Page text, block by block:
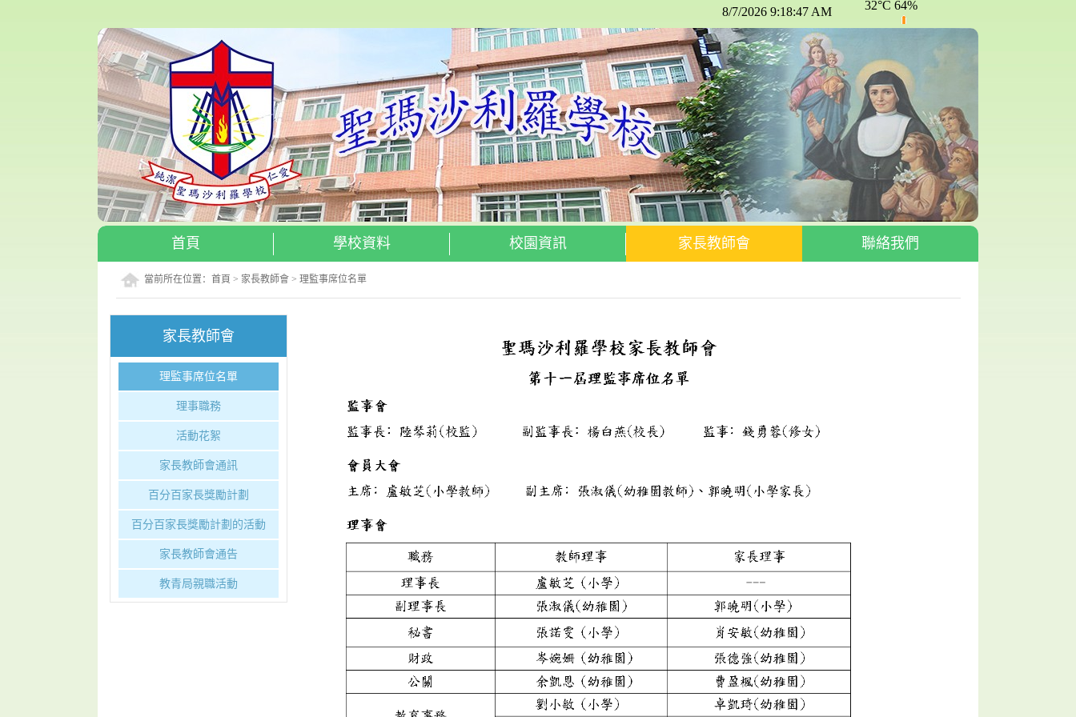
首頁 學校資料 校園資訊 家長教師會 聯絡我們
當前所在位置： 首頁 > 家長教師會> 理監事席位名單
家長教師會
理監事席位名單
理事職務
活動花絮
家長教師會通訊
百分百家長獎勵計劃
百分百家長獎勵計劃的活動
家長教師會通告
教青局親職活動